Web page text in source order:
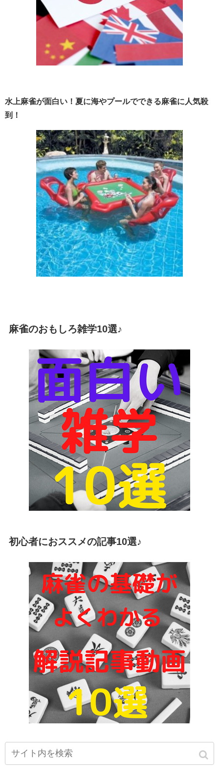
水上麻雀が面白い！夏に海やプールでできる麻雀に人気殺
到！
麻雀のおもしろ雑学10選♪
初心者におススメの記事10選♪